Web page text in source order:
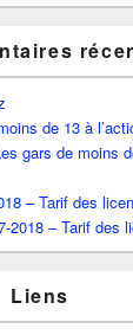
de 13 à
gars de moins
– Tarif des
2018 – Tarif des
Liens